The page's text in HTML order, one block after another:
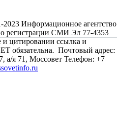
Информационное агентство
СМИ Эл 77-4353
и цитировании ссылка и
Почтовый адрес:
а/я 71, Моссовет Телефон: +7